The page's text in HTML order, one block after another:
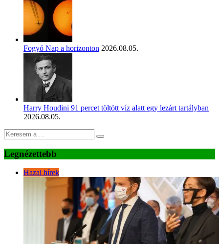
Fogyó Nap a horizonton 2026.08.05.
Harry Houdini 91 percet töltött víz alatt egy lezárt tartályban
2026.08.05.
Legnézettebb
Hazai hírek